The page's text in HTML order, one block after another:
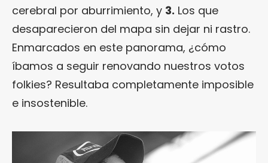
cerebral por aburrimiento, y 3. Los que
desaparecieron del mapa sin dejar ni rastro.
Enmarcados en este panorama, ¿cómo
íbamos a seguir renovando nuestros votos
folkies? Resultaba completamente imposible
e insostenible.